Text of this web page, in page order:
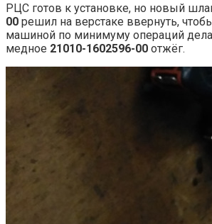
РЦС готов к установке, но новый
00 решил на верстаке ввернуть,
машиной по минимуму операций
медное 21010-1602596-00 отжёг.